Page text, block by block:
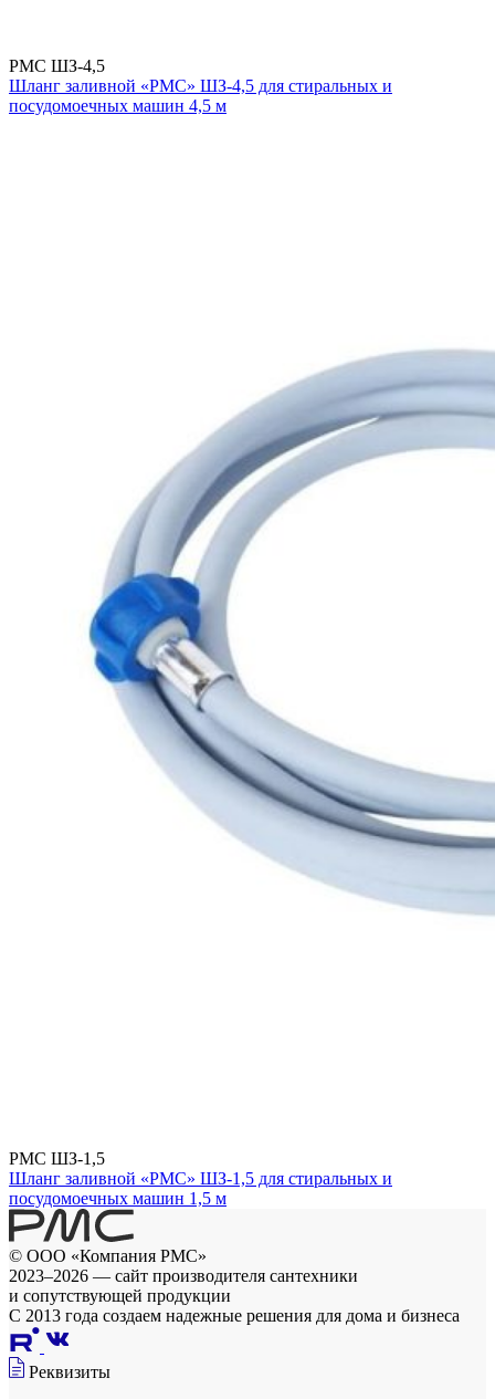
РМС ШЗ-4,5
Шланг заливной «РМС» ШЗ-4,5 для стиральных и
посудомоечных машин 4,5 м
РМС ШЗ-1,5
Шланг заливной «РМС» ШЗ-1,5 для стиральных и
посудомоечных машин 1,5 м
© ООО «Компания РМС»
2023–2026 — сайт производителя сантехники
и сопутствующей продукции
С 2013 года создаем надежные решения для дома и бизнеса
Реквизиты